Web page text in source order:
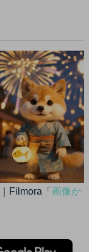
Filmora「 画像か